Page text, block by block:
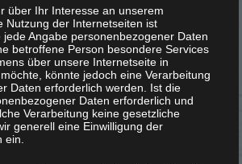
WIR
über Ihr Interesse an unserem
Nutzung der Internetseiten ist
Angabe personenbezogener Daten
betroffene Person besondere Services
über unsere Internetseite in
könnte jedoch eine Verarbeitung
Daten erforderlich werden. Ist die
Daten erforderlich und
Verarbeitung keine gesetzliche
generell eine Einwilligung der
ein.